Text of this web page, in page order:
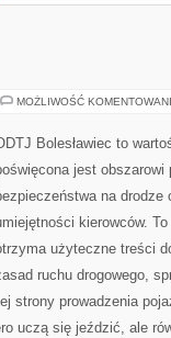
MOŻLIWOŚĆ
Bolesławiec to
jest obszarowi
na drodze
kierowców.
użyteczne treści
ruchu drogowego,
strony prowadzenia
uczą się jeździć, ale